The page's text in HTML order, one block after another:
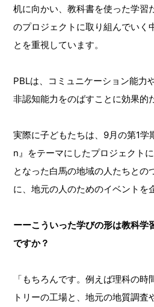
机に向かい、教科書を使った学習
のプロジェクトに取り組んでいく
とを重視しています。
PBLは、コミュニケーション能力
非認知能力をのばすことに効果的
実際に子どもたちは、9月の第1
n』をテーマにしたプロジェクト
となった白馬の地域の人たちとの
に、地元の人のためのイベントを
ーーこういった学びの形は教科学
ですか？
「もちろんです。例えば理科の
トリーの工場と、地元の地質調査